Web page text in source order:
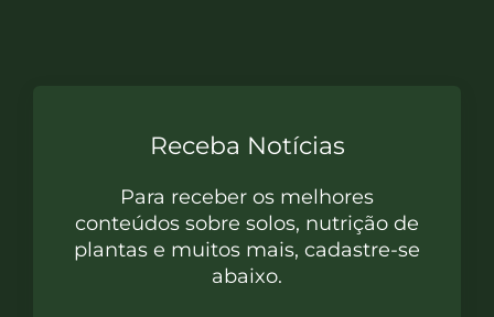
Receba Notícias
Para receber os melhores
conteúdos sobre solos, nutrição de
plantas e muitos mais, cadastre-se
abaixo.